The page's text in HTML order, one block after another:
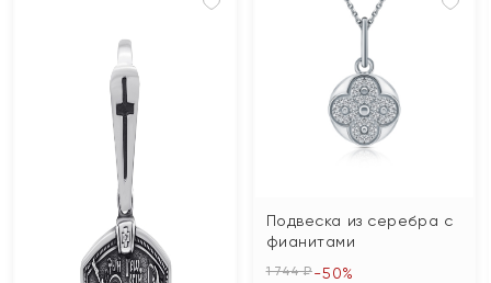
Подвеска из серебра с
фианитами
1 744 ₽-50%